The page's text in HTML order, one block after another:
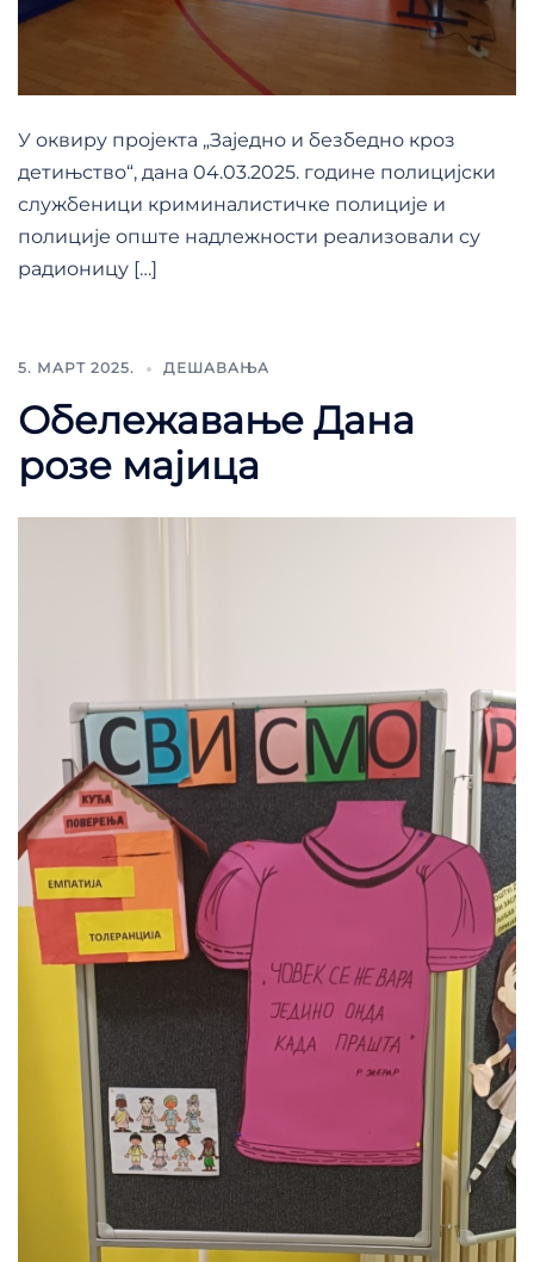
У оквиру пројекта „Заједно и безбедно кроз
детињство“, дана 04.03.2025. године полицијски
службеници криминалистичке полиције и
полиције опште надлежности реализовали су
радионицу […]
5. МАРТ 2025. ДЕШАВАЊА
Обележавање Дана
розе мајица